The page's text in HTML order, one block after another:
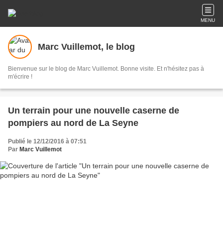
MENU
Marc Vuillemot, le blog
Bienvenue sur le blog de Marc Vuillemot. Bonne visite. Et n'hésitez pas à
m'écrire !
Un terrain pour une nouvelle caserne de
pompiers au nord de La Seyne
Publié le 12/12/2016 à 07:51
Par Marc Vuillemot